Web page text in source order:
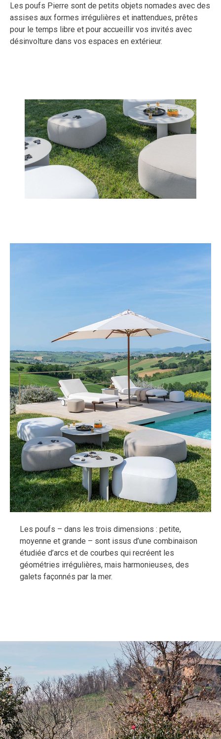
Les poufs Pierre sont de petits objets nomades avec des
assises aux formes irrégulières et inattendues, prêtes
pour le temps libre et pour accueillir vos invités avec
désinvolture dans vos espaces en extérieur.
Les poufs – dans les trois dimensions : petite,
moyenne et grande – sont issus d’une combinaison
étudiée d’arcs et de courbes qui recréent les
géométries irrégulières, mais harmonieuses, des
galets façonnés par la mer.